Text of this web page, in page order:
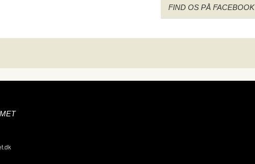
FIND OS PÅ FACEBOOK